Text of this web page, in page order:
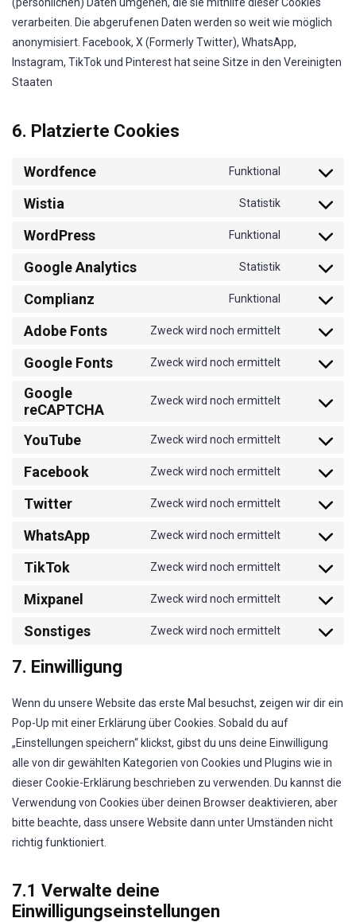
(persönlichen) Daten umgehen, die sie mithilfe dieser Cookies
verarbeiten. Die abgerufenen Daten werden so weit wie möglich
anonymisiert. Facebook, X (Formerly Twitter), WhatsApp,
Instagram, TikTok und Pinterest hat seine Sitze in den Vereinigten
Staaten
6. Platzierte Cookies
Wordfence Funktional
Consent
wordfence
Wistia Statistik
Consent
WordPress Funktional
Consent
wordpress
Google Analytics Statistik
Consent
google-
analytics
Complianz Funktional
Consent
complianz
Adobe Fonts Zweck wird noch ermittelt
Consent
adobe-
Google Fonts Zweck wird noch ermittelt
Consent
Google
reCAPTCHA
Zweck wird noch ermittelt
Consent
google-
YouTube Zweck wird noch ermittelt
Consent
youtube
Facebook Zweck wird noch ermittelt
Consent
facebook
Twitter Zweck wird noch ermittelt
Consent
twitter
WhatsApp Zweck wird noch ermittelt
Consent
whatsapp
TikTok Zweck wird noch ermittelt
Consent
Mixpanel Zweck wird noch ermittelt
Consent
Sonstiges Zweck wird noch ermittelt
Consent
sonstiges
7. Einwilligung
Wenn du unsere Website das erste Mal besuchst, zeigen wir dir ein
Pop-Up mit einer Erklärung über Cookies. Sobald du auf
„Einstellungen speichern“ klickst, gibst du uns deine Einwilligung
alle von dir gewählten Kategorien von Cookies und Plugins wie in
dieser Cookie-Erklärung beschrieben zu verwenden. Du kannst die
Verwendung von Cookies über deinen Browser deaktivieren, aber
bitte beachte, dass unsere Website dann unter Umständen nicht
richtig funktioniert.
7.1 Verwalte deine
Einwilligungseinstellungen